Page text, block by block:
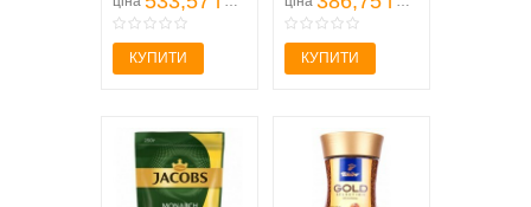
сублімована
200г
КУПИТИ КУПИТИ